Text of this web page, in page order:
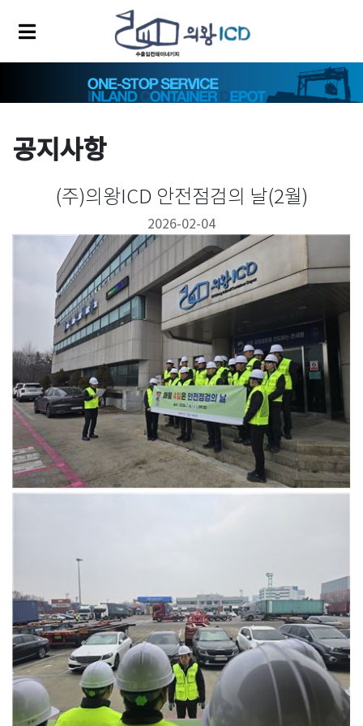
공지사항
(주)의왕ICD 안전점검의 날(2월)
2026-02-04